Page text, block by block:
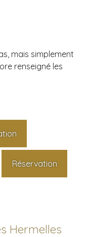
mais simplement
renseigné les
Réservation
Hermelles